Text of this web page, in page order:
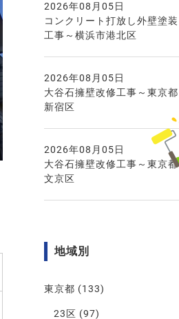
2026年08月05日
コンクリート打放し外壁塗装
工事～横浜市港北区
2026年08月05日
大谷石擁壁改修工事～東京都
新宿区
2026年08月05日
大谷石擁壁改修工事～東京都
文京区
地域別
東京都 (133)
23区 (97)